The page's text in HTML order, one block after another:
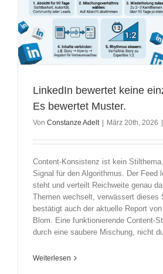
LinkedIn bewertet keine
Es bewertet Muster.
Von Constanze Adelt März 20th, 2026
Content-Konsistenz ist kein
Signal für den Algorithmus. Der Feed
steht und verteilt Reichweite genau
Themen wechselt, verwässert dieses
bestätigt auch der aktuelle Report
Blom. Eine funktionierende Content-
durch eine saubere Mischung, nicht
Weiterlesen